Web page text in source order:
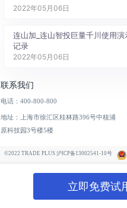
立即免费试
2022年05月06日
连山加_连山智投巨量千川使用演
记录
2022年05月06日
联系我们
电话：400-800-800
地址：上海市徐汇区桂林路396号中核浦
原科技园3号楼5楼
©2022 TRADE PLUS 沪ICP备13002541-10号